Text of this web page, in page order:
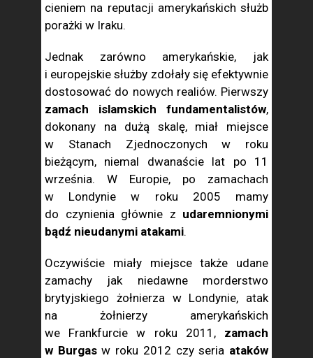
cieniem na reputacji amerykańskich służb
porażki w Iraku.
Jednak zarówno amerykańskie, jak
i europejskie służby zdołały się efektywnie
dostosować do nowych realiów. Pierwszy
zamach islamskich fundamentalistów,
dokonany na dużą skalę, miał miejsce
w Stanach Zjednoczonych w roku
bieżącym, niemal dwanaście lat po 11
września. W Europie, po zamachach
w Londynie w roku 2005 mamy
do czynienia głównie z udaremnionymi
bądź nieudanymi atakami.
Oczywiście miały miejsce także udane
zamachy jak niedawne morderstwo
brytyjskiego żołnierza w Londynie, atak
na żołnierzy amerykańskich
we Frankfurcie w roku 2011, zamach
w Burgasw roku 2012 czy seria ataków